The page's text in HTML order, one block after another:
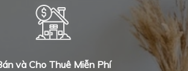
và Cho Thuê Miễn Phí